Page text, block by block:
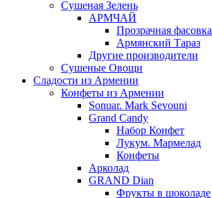
Сушеная Зелень
АРМЧАЙ
Прозрачная фасовка
Армянский Тараз
Другие производители
Сушеные Овощи
Сладости из Армении
Конфеты из Армении
Sonuar. Mark Sevouni
Grand Candy
Набор Конфет
Лукум. Мармелад
Конфеты
Арколад
GRAND Dian
Фрукты в шоколаде